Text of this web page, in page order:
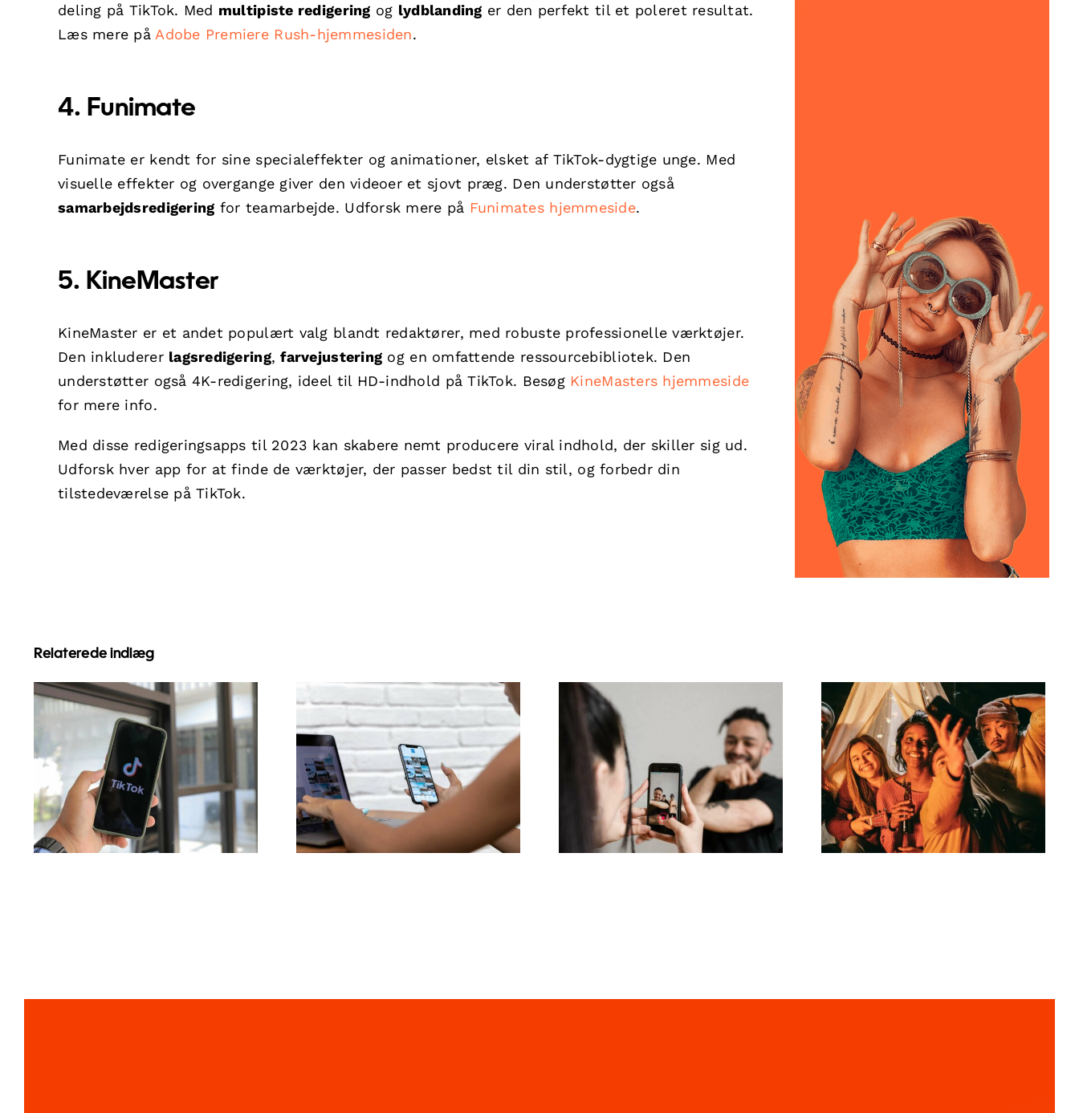
deling på TikTok. Med multipiste redigering og lydblanding er den perfekt til et poleret resultat.
Læs mere på Adobe Premiere Rush-hjemmesiden.
4. Funimate
Funimate er kendt for sine specialeffekter og animationer, elsket af TikTok-dygtige unge. Med
visuelle effekter og overgange giver den videoer et sjovt præg. Den understøtter også
samarbejdsredigering for teamarbejde. Udforsk mere på Funimates hjemmeside.
5. KineMaster
KineMaster er et andet populært valg blandt redaktører, med robuste professionelle værktøjer.
Den inkluderer lagsredigering,farvejustering og en omfattende ressourcebibliotek. Den
understøtter også 4K-redigering, ideel til HD-indhold på TikTok. Besøg KineMasters hjemmeside
for mere info.
Med disse redigeringsapps til 2023 kan skabere nemt producere viral indhold, der skiller sig ud.
Udforsk hver app for at finde de værktøjer, der passer bedst til din stil, og forbedr din
tilstedeværelse på TikTok.
Relaterede indlæg
Maksimer
Rækkevidde:
Effektive
Tværplatforms
Postværktøjer til 2024
Top 3 platforme til at
finde idéer til
brugergenereret
indhold (UGC)
Effektive metoder til
at fjerne negative
kommentarer på
Facebook
Hvordan laver man
virale TikTok-
udfordringer, der
engagerer dit
publikum?